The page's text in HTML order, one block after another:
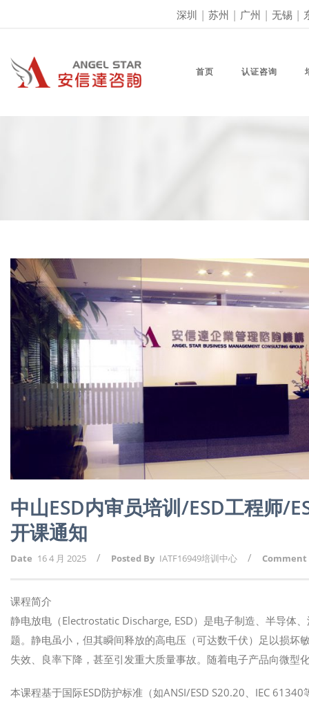
深圳 | 苏州 | 广州 | 无锡 |
首页 认证咨询
中山ESD内审员培训/ESD工程师/
开课通知
Date 16 4 月 2025 / Posted By IATF16949培训中心 / Comment
课程简介
静电放电（Electrostatic Discharge, ESD）是电子制造、半导体
题。静电虽小，但其瞬间释放的高电压（可达数千伏）足以损坏
失效、良率下降，甚至引发重大质量事故。随着电子产品向微型
本课程基于国际ESD防护标准（如ANSI/ESD S20.20、IEC